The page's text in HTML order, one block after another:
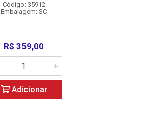
Código: 35912
Embalagem: SC
R$ 359,00
Adicionar